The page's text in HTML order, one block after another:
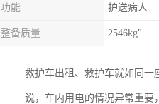
功能 护送病人
整备质量 2546kg"
救护车出租、救护车就如同一
说，车内用电的情况异常重要